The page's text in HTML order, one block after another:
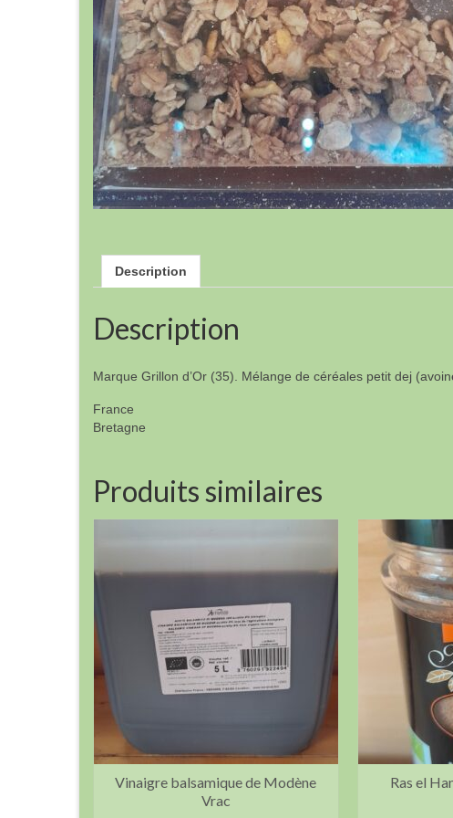
Description
Description
Marque Grillon d’Or (35). Mélange de céréales petit dej
France
Bretagne
Produits similaires
Vinaigre balsamique de Modène
Vrac
Ras el